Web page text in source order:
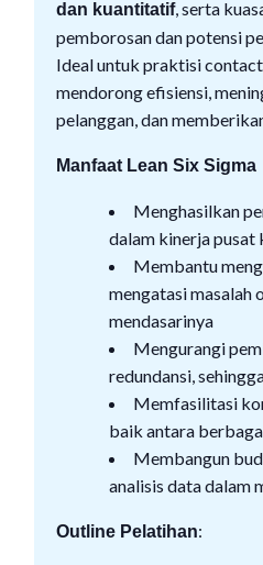
dan kuantitatif, serta
pemborosan dan potensi
Ideal untuk praktisi
mendorong efisiensi,
pelanggan, dan
Manfaat Lean Six Sigma
Menghasilkan
dalam kinerja pusat
Membantu
mengatasi masalah
mendasarinya
Mengurangi
redundansi,
Memfasilitasi
baik antara
Membangun
analisis data dalam
Outline Pelatihan: